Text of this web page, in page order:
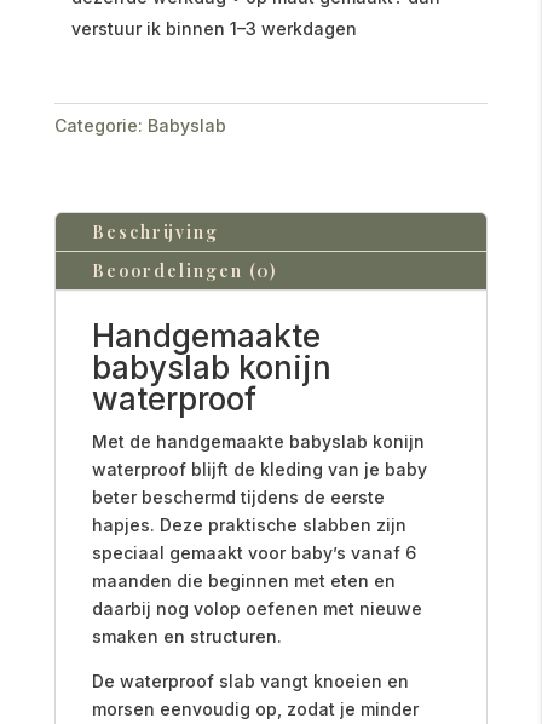
verstuur ik binnen 1–3 werkdagen
Categorie: Babyslab
Beschrijving
Beoordelingen (0)
Handgemaakte
babyslab konijn
waterproof
Met de handgemaakte babyslab konijn
waterproof blijft de kleding van je baby
beter beschermd tijdens de eerste
hapjes. Deze praktische slabben zijn
speciaal gemaakt voor baby’s vanaf 6
maanden die beginnen met eten en
daarbij nog volop oefenen met nieuwe
smaken en structuren.
De waterproof slab vangt knoeien en
morsen eenvoudig op, zodat je minder